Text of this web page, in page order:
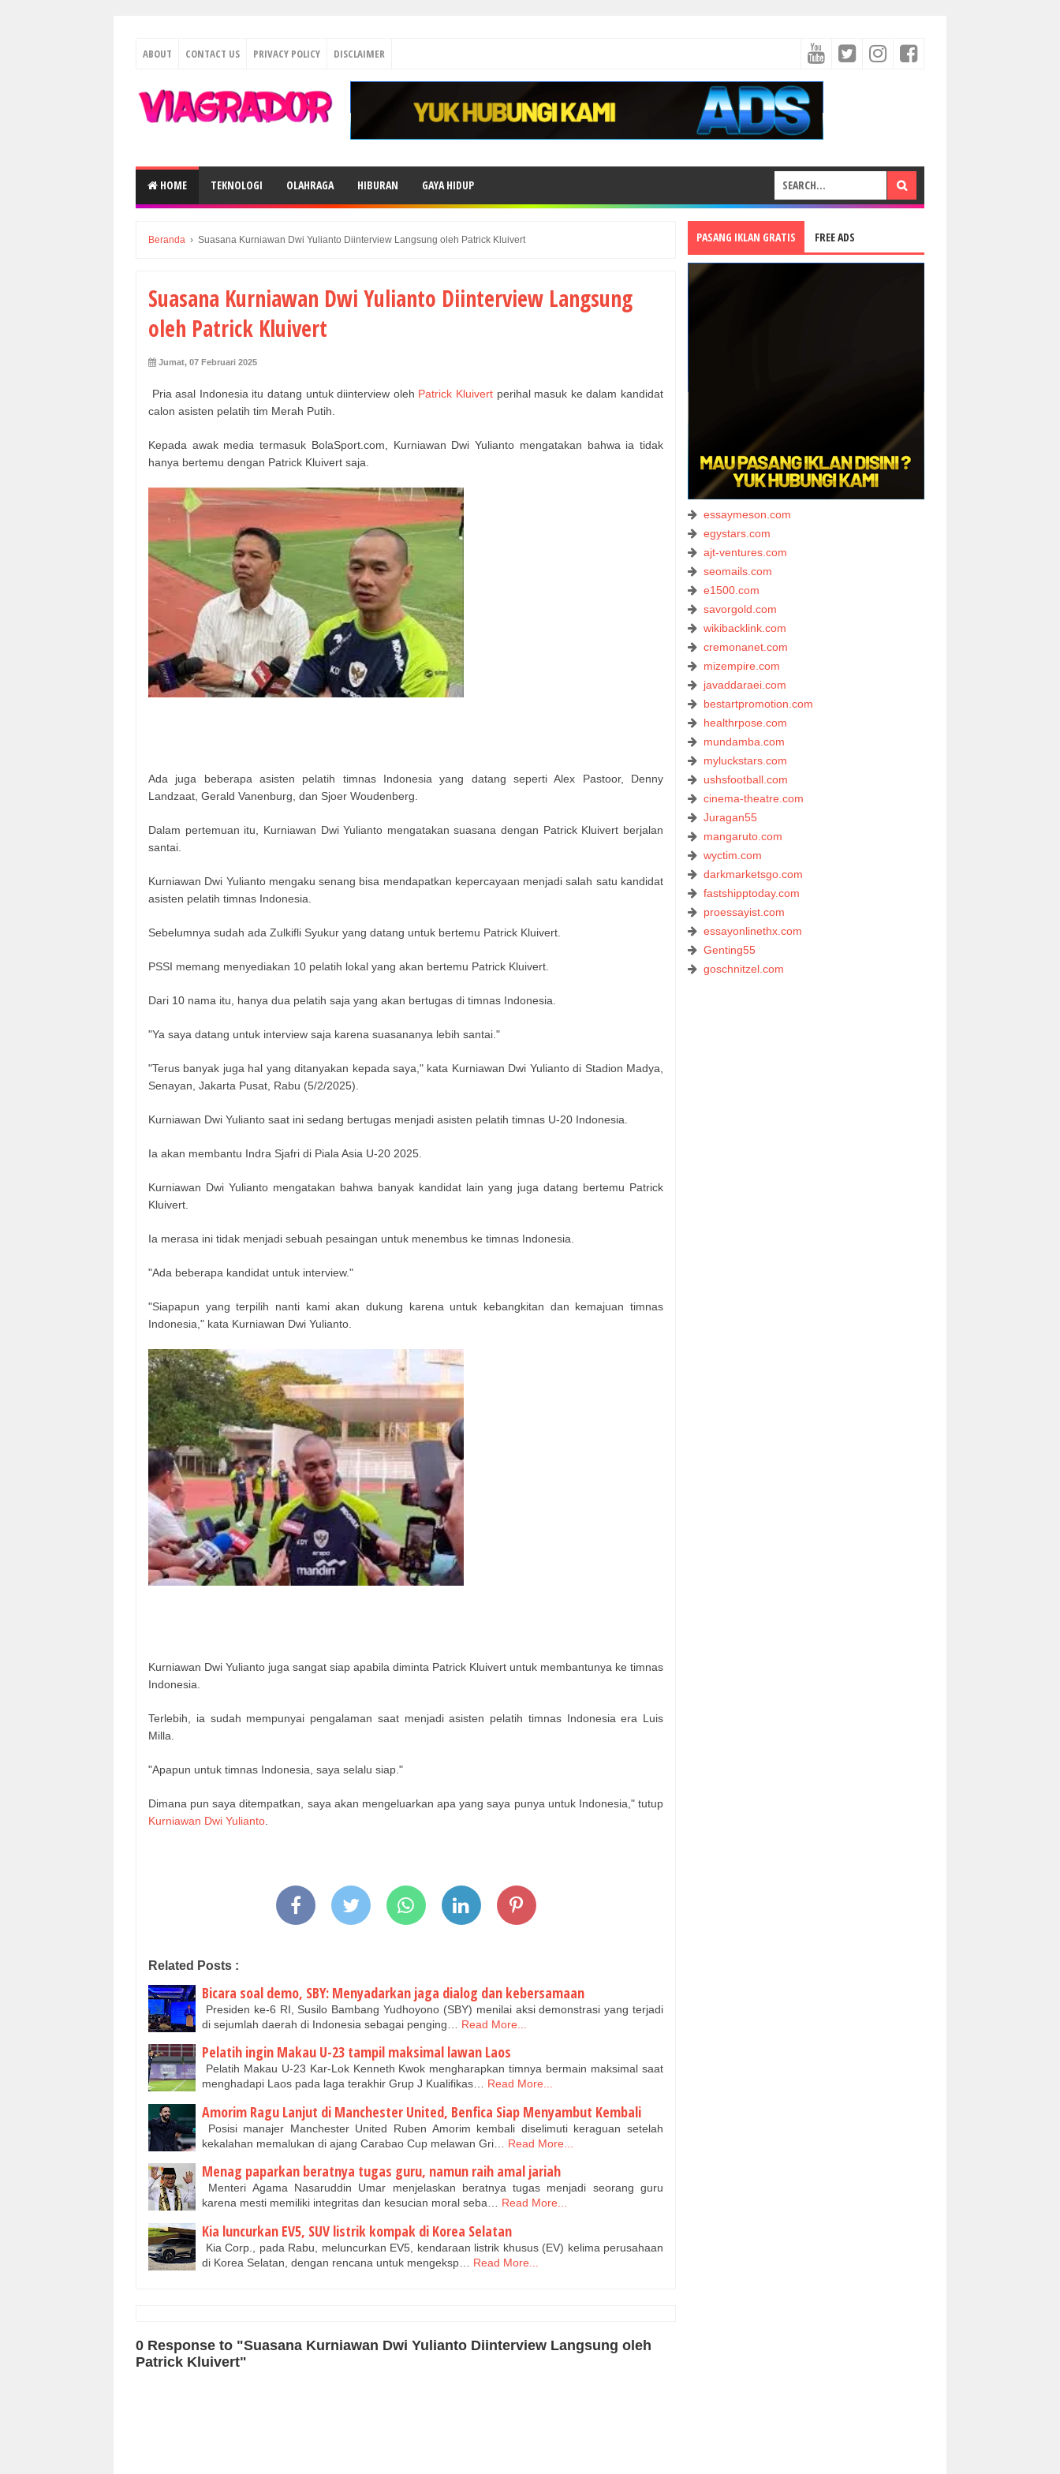
ABOUT CONTACT US PRIVACY POLICY DISCLAIMER
HOME TEKNOLOGI OLAHRAGA HIBURAN GAYA HIDUP
Beranda › Suasana Kurniawan Dwi Yulianto Diinterview Langsung oleh Patrick Kluivert
Suasana Kurniawan Dwi Yulianto Diinterview Langsung
oleh Patrick Kluivert
Jumat, 07 Februari 2025
Pria asal Indonesia itu datang untuk diinterview oleh Patrick Kluivert perihal masuk ke dalam kandidat
calon asisten pelatih tim Merah Putih.
Kepada awak media termasuk BolaSport.com, Kurniawan Dwi Yulianto mengatakan bahwa ia tidak
hanya bertemu dengan Patrick Kluivert saja.
Ada juga beberapa asisten pelatih timnas Indonesia yang datang seperti Alex Pastoor, Denny
Landzaat, Gerald Vanenburg, dan Sjoer Woudenberg.
Dalam pertemuan itu, Kurniawan Dwi Yulianto mengatakan suasana dengan Patrick Kluivert berjalan
santai.
Kurniawan Dwi Yulianto mengaku senang bisa mendapatkan kepercayaan menjadi salah satu kandidat
asisten pelatih timnas Indonesia.
Sebelumnya sudah ada Zulkifli Syukur yang datang untuk bertemu Patrick Kluivert.
PSSI memang menyediakan 10 pelatih lokal yang akan bertemu Patrick Kluivert.
Dari 10 nama itu, hanya dua pelatih saja yang akan bertugas di timnas Indonesia.
"Ya saya datang untuk interview saja karena suasananya lebih santai."
"Terus banyak juga hal yang ditanyakan kepada saya," kata Kurniawan Dwi Yulianto di Stadion Madya,
Senayan, Jakarta Pusat, Rabu (5/2/2025).
Kurniawan Dwi Yulianto saat ini sedang bertugas menjadi asisten pelatih timnas U-20 Indonesia.
Ia akan membantu Indra Sjafri di Piala Asia U-20 2025.
Kurniawan Dwi Yulianto mengatakan bahwa banyak kandidat lain yang juga datang bertemu Patrick
Kluivert.
Ia merasa ini tidak menjadi sebuah pesaingan untuk menembus ke timnas Indonesia.
"Ada beberapa kandidat untuk interview."
"Siapapun yang terpilih nanti kami akan dukung karena untuk kebangkitan dan kemajuan timnas
Indonesia," kata Kurniawan Dwi Yulianto.
Kurniawan Dwi Yulianto juga sangat siap apabila diminta Patrick Kluivert untuk membantunya ke timnas
Indonesia.
Terlebih, ia sudah mempunyai pengalaman saat menjadi asisten pelatih timnas Indonesia era Luis
Milla.
"Apapun untuk timnas Indonesia, saya selalu siap."
Dimana pun saya ditempatkan, saya akan mengeluarkan apa yang saya punya untuk Indonesia," tutup
Kurniawan Dwi Yulianto
Related Posts :
Bicara soal demo, SBY: Menyadarkan jaga dialog dan kebersamaan
Presiden ke-6 RI, Susilo Bambang Yudhoyono (SBY) menilai aksi demonstrasi yang terjadi
di sejumlah daerah di Indonesia sebagai penging…
Read More...
Pelatih ingin Makau U-23 tampil maksimal lawan Laos
Pelatih Makau U-23 Kar-Lok Kenneth Kwok mengharapkan timnya bermain maksimal saat
menghadapi Laos pada laga terakhir Grup J Kualifikas…
Read More...
Amorim Ragu Lanjut di Manchester United, Benfica Siap Menyambut Kembali
Posisi manajer Manchester United Ruben Amorim kembali diselimuti keraguan setelah
kekalahan memalukan di ajang Carabao Cup melawan Gri…
Read More...
Menag paparkan beratnya tugas guru, namun raih amal jariah
Menteri Agama Nasaruddin Umar menjelaskan beratnya tugas menjadi seorang guru
karena mesti memiliki integritas dan kesucian moral seba…
Read More...
Kia luncurkan EV5, SUV listrik kompak di Korea Selatan
Kia Corp., pada Rabu, meluncurkan EV5, kendaraan listrik khusus (EV) kelima perusahaan
di Korea Selatan, dengan rencana untuk mengeksp…
Read More...
0 Response to "Suasana Kurniawan Dwi Yulianto Diinterview Langsung oleh
Patrick Kluivert"
PASANG IKLAN GRATIS FREE ADS
essaymeson.com
egystars.com
ajt-ventures.com
seomails.com
e1500.com
savorgold.com
wikibacklink.com
cremonanet.com
mizempire.com
javaddaraei.com
bestartpromotion.com
healthrpose.com
mundamba.com
myluckstars.com
ushsfootball.com
cinema-theatre.com
Juragan55
mangaruto.com
wyctim.com
darkmarketsgo.com
fastshipptoday.com
proessayist.com
essayonlinethx.com
Genting55
goschnitzel.com